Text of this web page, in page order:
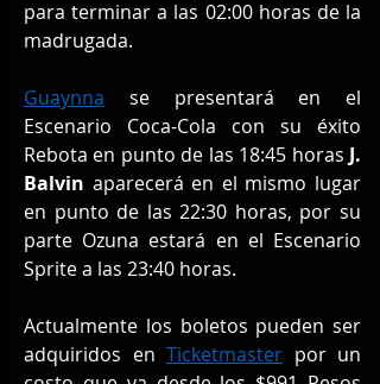
para terminar a las 02:00 horas de la
madrugada.
Guaynna se presentará en el
Escenario Coca-Cola con su éxito
Rebota en punto de las 18:45 horas J.
Balvin aparecerá en el mismo lugar
en punto de las 22:30 horas, por su
parte Ozuna estará en el Escenario
Sprite a las 23:40 horas.
Actualmente los boletos pueden ser
adquiridos en Ticketmaster por un